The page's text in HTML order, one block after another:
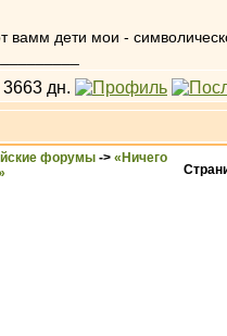
вамм дети мои -
форумы -> «Ничего